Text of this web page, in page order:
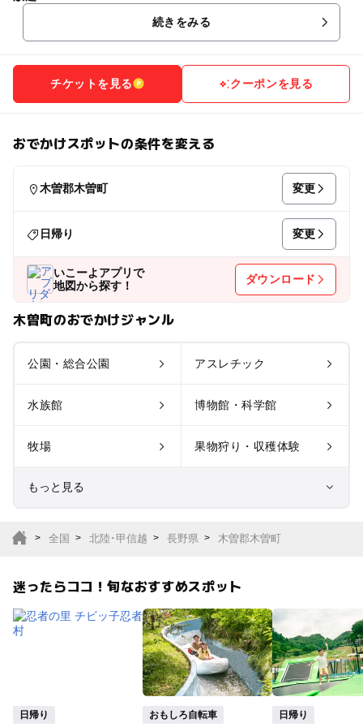
続きをみる
チケットを見る クーポンを見る
おでかけスポットの条件を変える
木曽郡木曽町 変更
日帰り 変更
いこーよアプリで
地図から探す！
ダウンロード
木曽町のおでかけジャンル
公園・総合公園 アスレチック
水族館 博物館・科学館
牧場 果物狩り・収穫体験
もっと見る
サファリパーク
植物園・フラワーパー
ク
バーベキュー
釣り 自然景観
全国 北陸･甲信越 長野県 木曽郡木曽町
迷ったらココ！旬なおすすめスポット
日帰り おもしろ自転車 日帰り